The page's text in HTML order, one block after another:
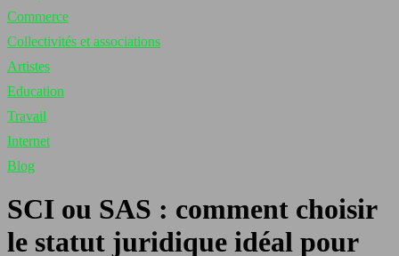
Commerce
Collectivités et associations
Artistes
Education
Travail
Internet
Blog
SCI ou SAS : comment choisir
le statut juridique idéal pour